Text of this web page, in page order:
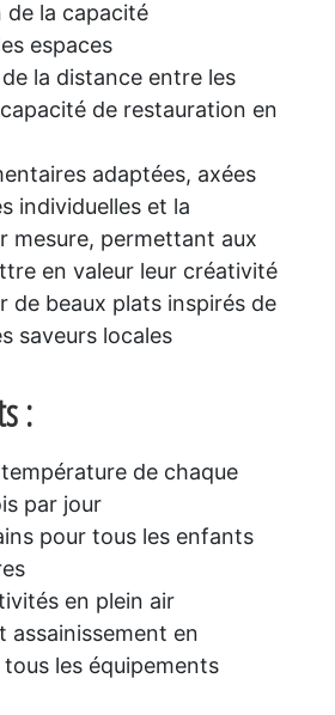
de la capacité
espaces
la distance entre les
de restauration en
adaptées, axées
individuelles et la
mesure, permettant aux
en valeur leur créativité
de beaux plats inspirés de
saveurs locales
:
de chaque
par jour
pour tous les enfants
en plein air
assainissement en
les équipements